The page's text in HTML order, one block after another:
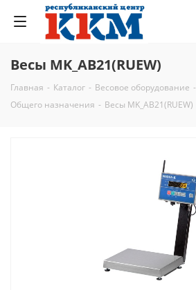
Весы MK_АВ21(RUEW)
Главная - Каталог - Весовое оборудование -
Общего назначения - Весы MK_АВ21(RUEW)